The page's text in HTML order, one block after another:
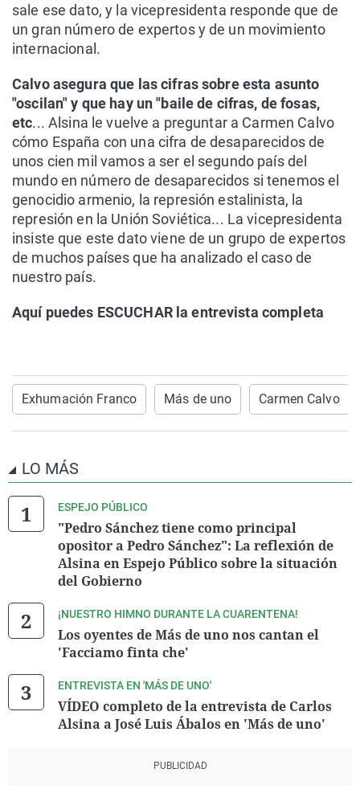
sale ese dato, y la vicepresidenta responde que de
un gran número de expertos y de un movimiento
internacional.
Calvo asegura que las cifras sobre esta asunto
"oscilan" y que hay un "baile de cifras, de fosas,
etc... Alsina le vuelve a preguntar a Carmen Calvo
cómo España con una cifra de desaparecidos de
unos cien mil vamos a ser el segundo país del
mundo en número de desaparecidos si tenemos el
genocidio armenio, la represión estalinista, la
represión en la Unión Soviética... La vicepresidenta
insiste que este dato viene de un grupo de expertos
de muchos países que ha analizado el caso de
nuestro país.
Aquí puedes ESCUCHAR la entrevista completa
Exhumación Franco Más de uno Carmen Calvo
LO MÁS
ESPEJO PÚBLICO
"Pedro Sánchez tiene como principal
opositor a Pedro Sánchez": La reflexión de
Alsina en Espejo Público sobre la situación
del Gobierno
¡NUESTRO HIMNO DURANTE LA CUARENTENA!
Los oyentes de Más de uno nos cantan el
'Facciamo finta che'
ENTREVISTA EN 'MÁS DE UNO'
VÍDEO completo de la entrevista de Carlos
Alsina a José Luis Ábalos en 'Más de uno'